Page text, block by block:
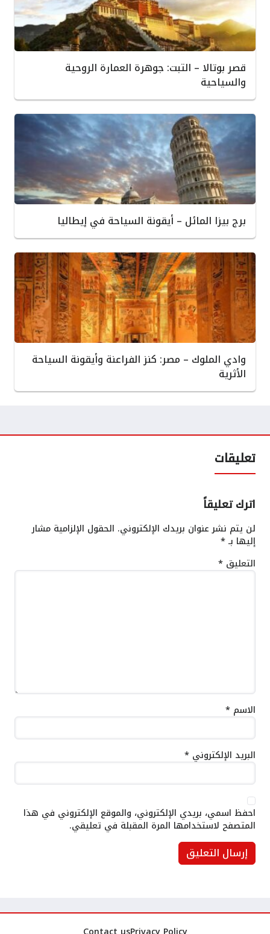
قصر بوتالا – التبت: جوهرة العمارة الروحية
والسياحية
برج بيزا المائل – أيقونة السياحة في إيطاليا
وادي الملوك – مصر: كنز الفراعنة وأيقونة السياحة
الأثرية
تعليقات
اترك تعليقاً
لن يتم نشر عنوان بريدك الإلكتروني. الحقول الإلزامية مشار
إليها بـ*
التعليق *
الاسم *
البريد الإلكتروني *
احفظ اسمي، بريدي الإلكتروني، والموقع الإلكتروني في هذا
المتصفح لاستخدامها المرة المقبلة في تعليقي.